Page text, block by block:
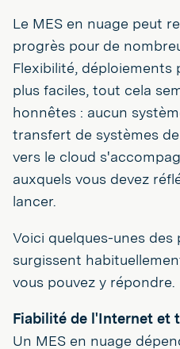
Le MES en nuage peut
progrès pour de
Flexibilité, déploiements
plus faciles, tout cela
honnêtes : aucun
transfert de systèmes
vers le cloud
auxquels vous devez
lancer.
Voici quelques-unes
surgissent
vous pouvez y répondre.
Fiabilité de l'Internet et
Un MES en nuage